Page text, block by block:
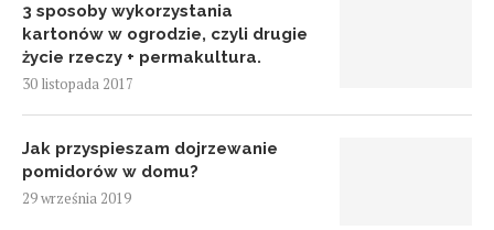
3 sposoby wykorzystania
kartonów w ogrodzie, czyli drugie
życie rzeczy + permakultura.
30 listopada 2017
Jak przyspieszam dojrzewanie
pomidorów w domu?
29 września 2019